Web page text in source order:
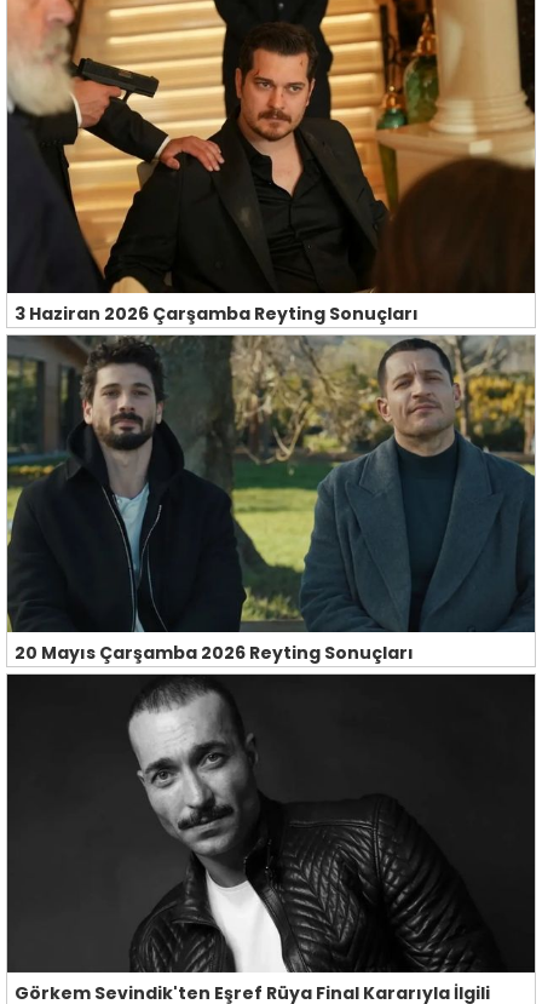
3 Haziran 2026 Çarşamba Reyting Sonuçları
20 Mayıs Çarşamba 2026 Reyting Sonuçları
Görkem Sevindik'ten Eşref Rüya Final Kararıyla İlgili